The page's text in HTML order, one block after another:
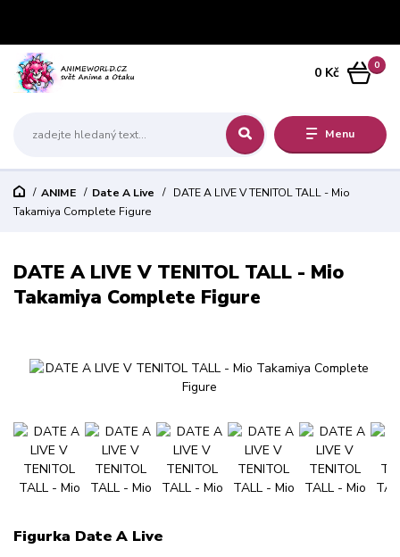
Menu
0
0 Kč
ANIME Date A Live
DATE A LIVE V TENITOL TALL - Mio
Takamiya Complete Figure
DATE A LIVE V TENITOL TALL - Mio
Takamiya Complete Figure
Figurka Date A Live